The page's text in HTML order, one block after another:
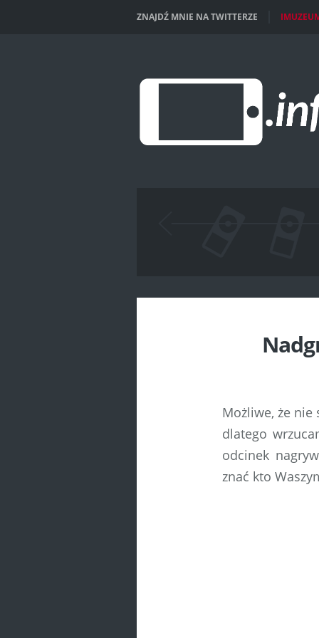
ZNAJDŹ MNIE NA TWITTERZE
Możliwe, że nie
dlatego
odcinek
znać kto